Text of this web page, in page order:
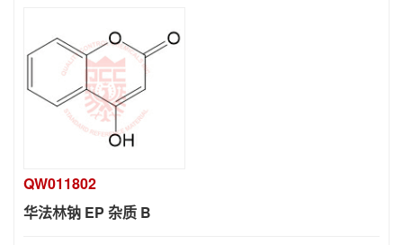
QW011802
华法林钠 EP 杂质 B